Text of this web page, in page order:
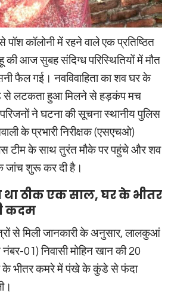
कॉलोनी में रहने वाले एक प्रतिष्ठित
की आज सुबह संदिग्ध परिस्थितियों में मौत
फैल गई। नवविवाहिता का शव घर के
लटकता हुआ मिलने से हड़कंप मच
ने घटना की सूचना स्थानीय पुलिस
के प्रभारी निरीक्षक (एसएचओ)
टीम के साथ तुरंत मौके पर पहुंचे और शव
जांच शुरू कर दी है।
था ठीक एक साल, घर के भीतर
कदम
से मिली जानकारी के अनुसार, लालकुआं
01) निवासी मोहिन खान की 20
के भीतर कमरे में पंखे के कुंडे से फंदा